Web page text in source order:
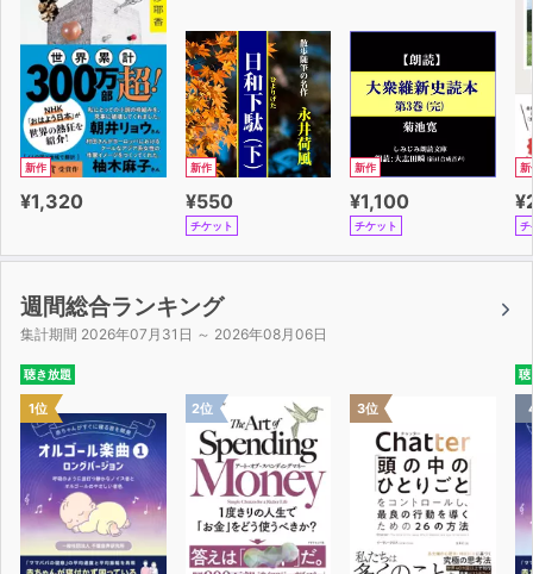
新作
¥1,320
新作
¥550
チケット
新作
¥1,100
チケット
新
チ
週間総合ランキング
集計期間 2026年07月31日 ～ 2026年08月06日
聴き放題
1位 2位 3位
聴